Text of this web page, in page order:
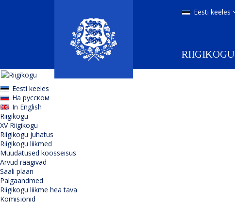
Eesti keeles
RIIGIKOGU
Eesti keeles
На русском
In English
Riigikogu
XV Riigikogu
Riigikogu juhatus
Riigikogu liikmed
Muudatused koosseisus
Arvud räägivad
Saali plaan
Palgaandmed
Riigikogu liikme hea tava
Komisjonid